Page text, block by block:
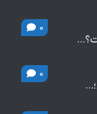
0
0